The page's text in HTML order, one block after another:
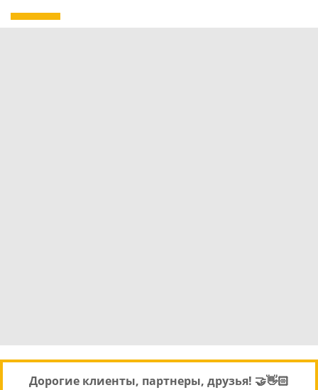
Дорогие клиенты, партнеры, друзья! 🤝👋🏻